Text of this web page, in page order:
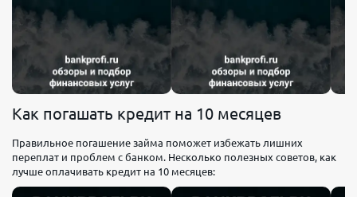
Как погашать кредит на 10 месяцев
Правильное погашение займа поможет избежать лишних
переплат и проблем с банком. Несколько полезных советов, как
лучше оплачивать кредит на 10 месяцев: